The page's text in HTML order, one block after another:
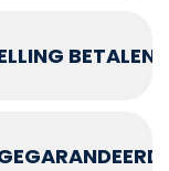
BETALEN?